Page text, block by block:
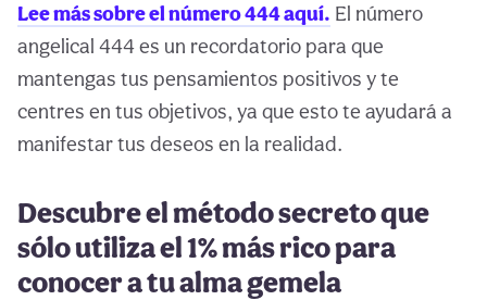
Lee más sobre el número 444 aquí. El número
angelical 444 es un recordatorio para que
mantengas tus pensamientos positivos y te
centres en tus objetivos, ya que esto te ayudará a
manifestar tus deseos en la realidad.
Descubre el método secreto que
sólo utiliza el 1% más rico para
conocer a tu alma gemela